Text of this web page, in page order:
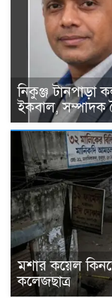
নিকুঞ্জ টানপাড়া
ইকবাল, সম্পাদক
মশার কয়েল
কলেজছাত্র